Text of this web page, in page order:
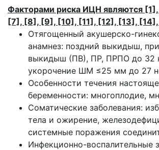
Факторами риска ИЦН являются
[7], [8], [9], [10], [11], [12], [13],
Отягощенный акушерско-
анамнез: поздний выкидыш,
выкидыш (ПВ), ПР, ПРПО до 32
укорочение ШМ ≤25 мм до 27
Особенности течения
беременности: многоплодие,
Соматические заболевания:
тела и ожирение,
системные поражения
Инфекционно-воспалительные